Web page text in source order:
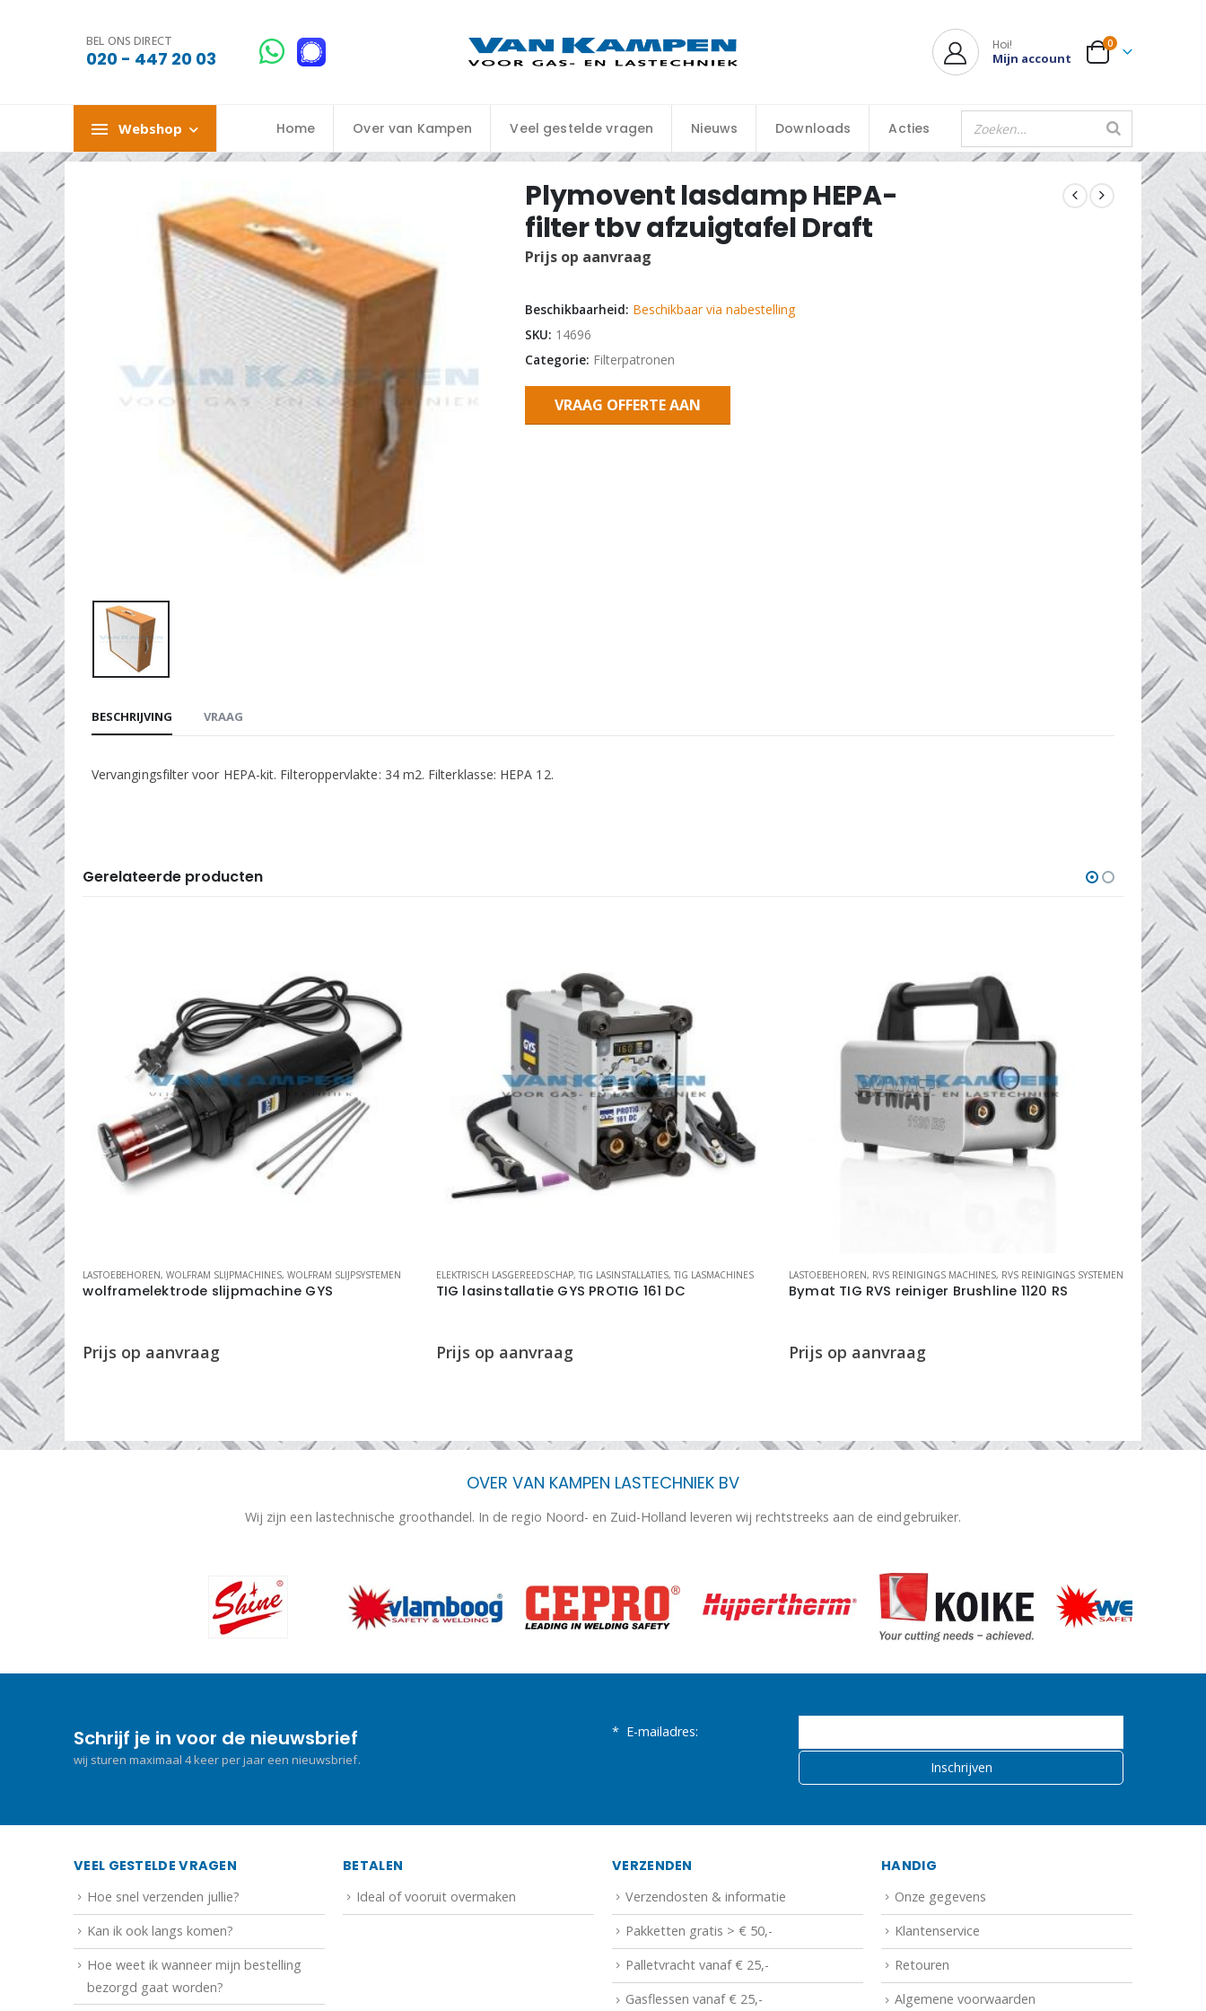
BEL ONS DIRECT
020 - 447 20 03
Hoi!
Mijn account
0
Webshop Home Over van Kampen Veel gestelde vragen Nieuws Downloads Acties
Plymovent lasdamp HEPA-
filter tbv afzuigtafel Draft
Prijs op aanvraag
Beschikbaarheid: Beschikbaar via nabestelling
SKU: 14696
Categorie: Filterpatronen
VRAAG OFFERTE AAN
BESCHRIJVING VRAAG
Vervangingsfilter voor HEPA-kit. Filteroppervlakte: 34 m2. Filterklasse: HEPA 12.
Gerelateerde producten
SYSTEMEN LASTOEBEHOREN,WOLFRAM SLIJPMACHINES,WOLFRAM SLIJPSYSTEMEN
wolframelektrode slijpmachine GYS
ELEKTRISCH LASGEREEDSCHAP, TIG LASINSTALLATIES, TIG LASMACHINES
TIG lasinstallatie GYS PROTIG 161 DC
LASTOEBEHOREN, RVS REINIGINGS MACHINES, RVS REINIGINGS SYSTEMEN
Bymat TIG RVS reiniger Brushline 1120 RS
PLASMA
plasma
004000-
OVER VAN KAMPEN LASTECHNIEK BV
Wij zijn een lastechnische groothandel. In de regio Noord- en Zuid-Holland leveren wij rechtstreeks aan de eindgebruiker.
Schrijf je in voor de nieuwsbrief
wij sturen maximaal 4 keer per jaar een nieuwsbrief.
* E-mailadres:
VEEL GESTELDE VRAGEN
Hoe snel verzenden jullie?
Kan ik ook langs komen?
Hoe weet ik wanneer mijn bestelling
bezorgd gaat worden?
BETALEN
Ideal of vooruit overmaken
VERZENDEN
Verzendosten & informatie
Pakketten gratis > € 50,-
Palletvracht vanaf € 25,-
Gasflessen vanaf € 25,-
HANDIG
Onze gegevens
Klantenservice
Retouren
Algemene voorwaarden